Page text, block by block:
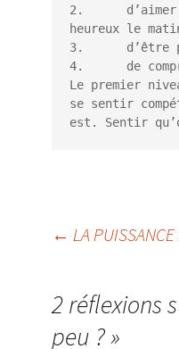
2.	d’aimer ce que l’on fait, la raison pour laquelle on se lève
heureux le
3.	d’être payé pour faire ce que l’on fait,
4.	de comprendre que ce que l’on fait est utile.
Le premier
se sentir
← LA PUISSANCE
2 réflexions
peu ?»